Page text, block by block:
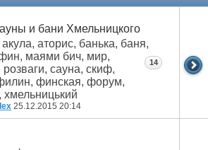
и бани Хмельницкого
25.12.2015 20:14
14